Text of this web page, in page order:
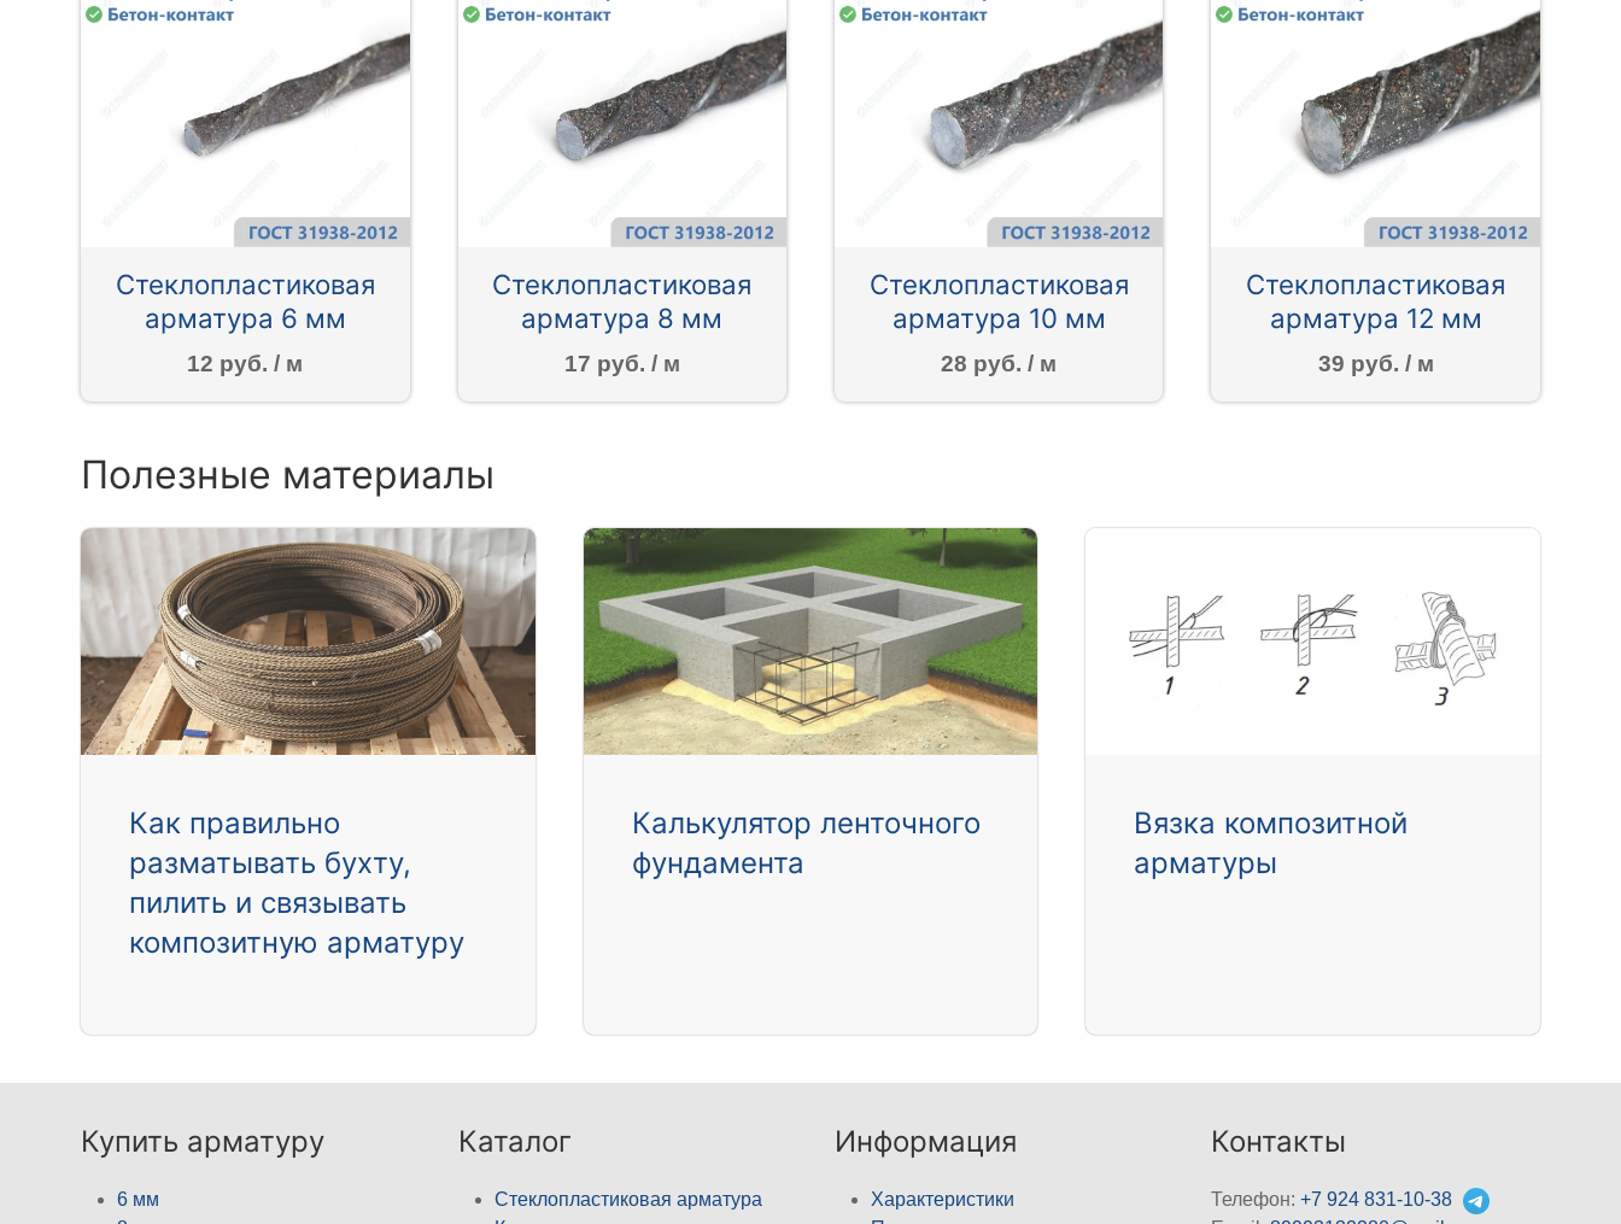
Стеклопластиковая
арматура 6 мм
12 руб. / м
Стеклопластиковая
арматура 8 мм
17 руб. / м
Стеклопластиковая
арматура 10 мм
28 руб. / м
Стеклопластиковая
арматура 12 мм
39 руб. / м
Полезные материалы
Как правильно
разматывать бухту,
пилить и связывать
композитную арматуру
Калькулятор ленточного
фундамента
Вязка композитной
арматуры
Купить арматуру
6 мм
Каталог
Стеклопластиковая арматура
Информация
Характеристики
Контакты
Телефон:+7 924 831-10-38